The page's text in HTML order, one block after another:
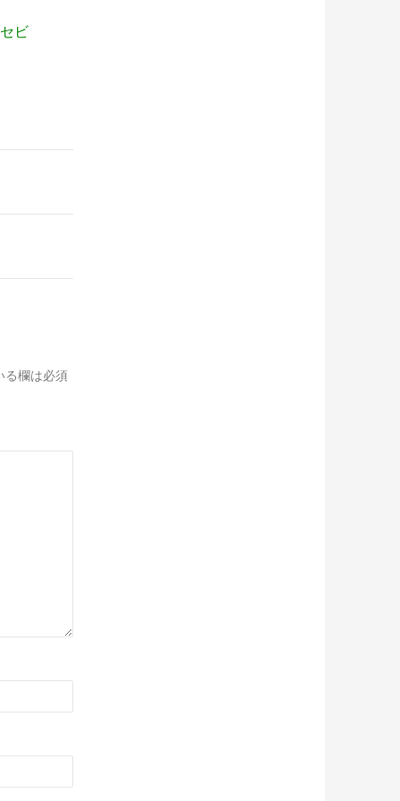
ビ
る欄は必須